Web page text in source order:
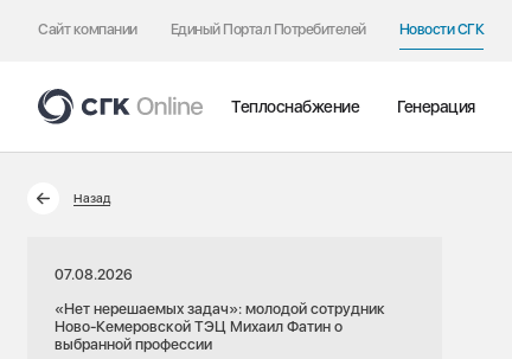
Сайт компании Единый Портал Потребителей Новости СГК
Теплоснабжение Генерация
Назад
07.08.2026
«Нет нерешаемых задач»: молодой сотрудник
Ново-Кемеровской ТЭЦ Михаил Фатин о
выбранной профессии